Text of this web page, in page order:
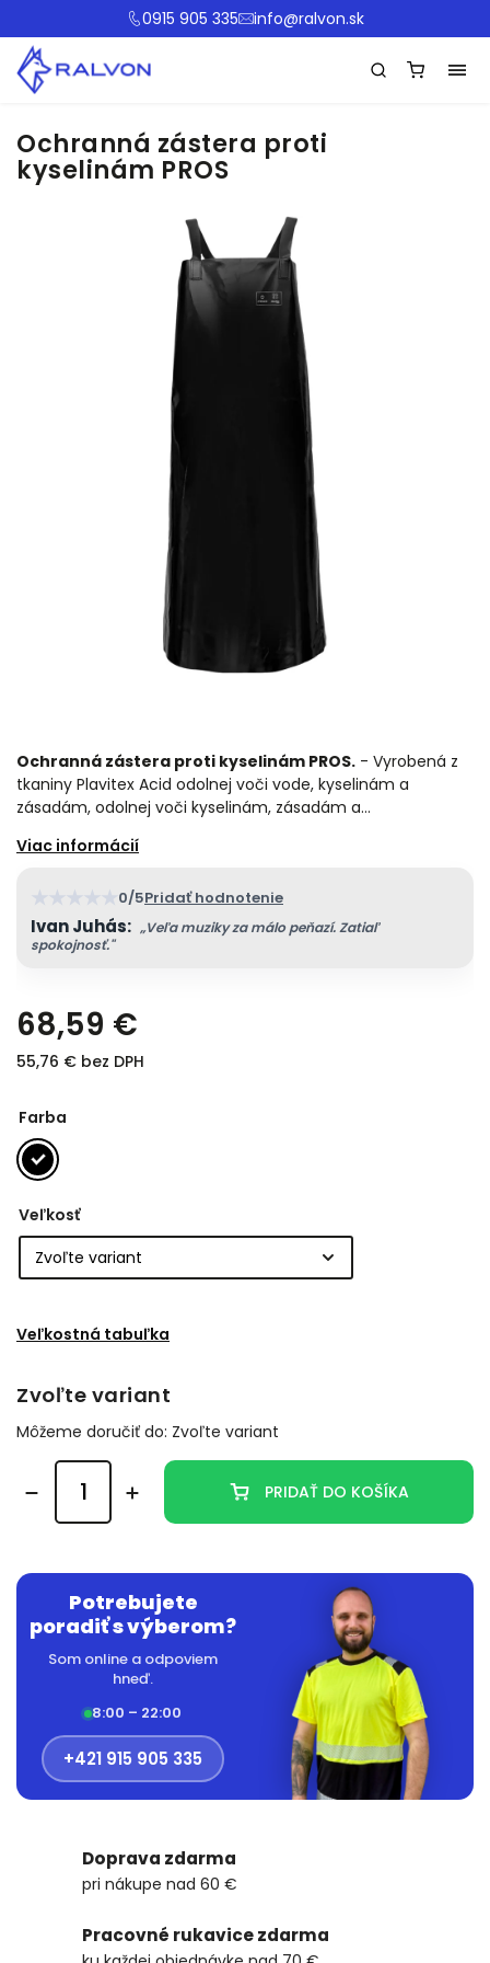
0915 905 335 info@ralvon.sk
Ochranná zástera proti
kyselinám PROS
Ochranná zástera proti kyselinám PROS. - Vyrobená z
tkaniny Plavitex Acid odolnej voči vode, kyselinám a
zásadám, odolnej voči kyselinám, zásadám a…
★ ★ ★ ★ ★0/5Pridať hodnotenie
Ivan Juhás: „Veľa muziky za málo peňazí. Zatiaľ
spokojnosť."
68,59 €
55,76 € bez DPH
Farba
Veľkosť
Veľkostná tabuľka
Zvoľte variant
Môžeme doručiť do: Zvoľte variant
PRIDAŤ DO KOŠÍKA
Potrebujete
poradiť s výberom?
Som online a odpoviem
hneď.
8:00 – 22:00
+421 915 905 335
Doprava zdarma
pri nákupe nad 60 €
Pracovné rukavice zdarma